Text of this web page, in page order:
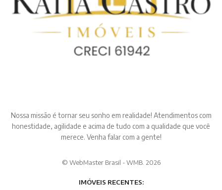
Nossa missão é tornar seu sonho em realidade! Atendimentos com
honestidade, agilidade e acima de tudo com a qualidade que você
merece. Venha falar com a gente!
© WebMaster Brasil - WMB. 2026
IMÓVEIS RECENTES: